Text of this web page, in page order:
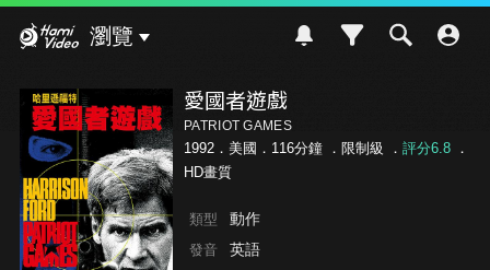
瀏覽
愛國者遊戲
PATRIOT GAMES
1992．美國．116分鐘 ． 限制級 ． 評分6.8．
HD畫質
類型 動作
發音 英語